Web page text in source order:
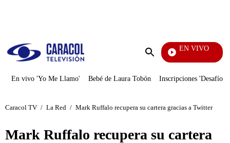
Enviar
EN VIVO
Televentas
En vivo 'Yo Me Llamo' Bebé de Laura Tobón Inscripciones 'Desafío'
Caracol TV / La Red / Mark Ruffalo recupera su cartera gracias a Twitter
Mark Ruffalo recupera su cartera